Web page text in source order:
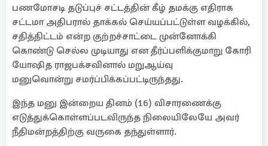
பணமோசடி தடுப்புச் சட்டத்தின் கீழ் தமக்கு எதிராக
சட்டமா அதிபரால் தாக்கல் செய்யப்பட்டுள்ள வழக்கில்,
சதித்திட்டம் என்ற குற்றச்சாட்டை முன்னோக்கி
கொண்டு செல்ல முடியாது என தீர்ப்பளிக்குமாறு கோரி
யோஷித ராஜபக்சவினால் மறுஆய்வு
மனுவொன்று சமர்ப்பிக்கப்பட்டிருந்தது.
இந்த மனு இன்றைய தினம் (16) விசாரணைக்கு
எடுத்துக்கொள்ளப்படவிருந்த நிலையிலேயே அவர்
நீதிமன்றத்திற்கு வருகை தந்துள்ளார்.